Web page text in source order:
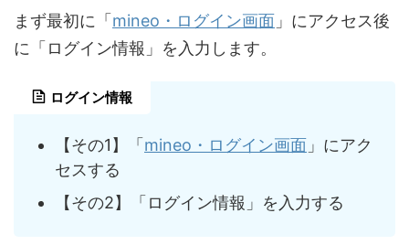
まず最初に「 mineo・ログイン画面 」にアクセス後
に「ログイン情報」を入力します。
ログイン情報
【その1】「mineo・ログイン画面 」にアク
セスする
【その2】「ログイン情報」を入力する